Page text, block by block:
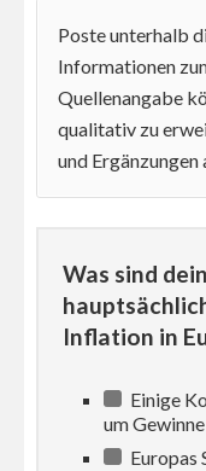
Poste unterhalb
Informationen
Quellenangabe
qualitativ zu
und Ergänzungen
Was sind
Inflation in
Einige
um
Europas